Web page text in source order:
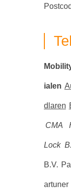
ialen
dlaren
CMA
Lock
B.V.
artuner